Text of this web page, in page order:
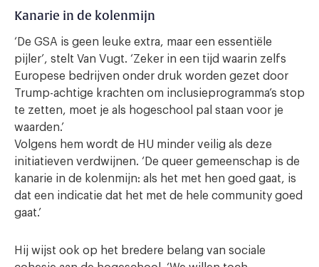
Kanarie in de kolenmijn
‘De GSA is geen leuke extra, maar een essentiële
pijler’, stelt Van Vugt. ‘Zeker in een tijd waarin zelfs
Europese bedrijven onder druk worden gezet door
Trump-achtige krachten om inclusieprogramma’s stop
te zetten, moet je als hogeschool pal staan voor je
waarden.’
Volgens hem wordt de HU minder veilig als deze
initiatieven verdwijnen. ‘De queer gemeenschap is de
kanarie in de kolenmijn: als het met hen goed gaat, is
dat een indicatie dat het met de hele community goed
gaat.’
Hij wijst ook op het bredere belang van sociale